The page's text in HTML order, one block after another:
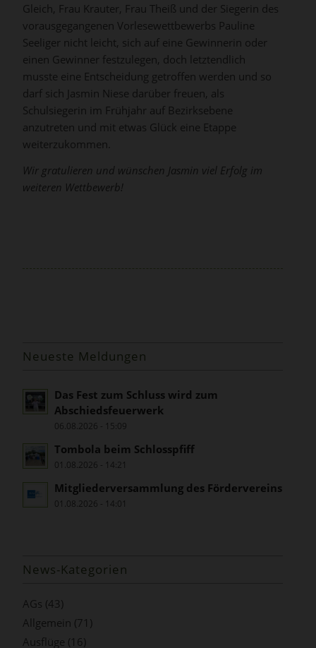
Gleich, Frau Krauter, Frau Theiß und der Siegerin des
vorausgegangenen Vorlesewettbewerbs Pauline
Seeliger nicht leicht, sich auf eine Gewinnerin oder
einen Gewinner festzulegen, doch letztendlich
musste eine Entscheidung getroffen werden und so
darf sich Jasmin Niese darüber freuen, als
Schulsiegerin im Frühjahr auf Bezirksebene
anzutreten und mit etwas Glück eine Etappe
weiterzukommen.
Wir gratulieren und wünschen Jasmin viel Erfolg im
weiteren Wettbewerb!
Neueste Meldungen
Das Fest zum Schluss wird zum
Abschiedsfeuerwerk
06.08.2026 - 15:09
Tombola beim Schlosspfiff
01.08.2026 - 14:21
Mitgliederversammlung des Fördervereins
01.08.2026 - 14:01
News-Kategorien
AGs (43)
Allgemein (71)
Ausflüge (16)